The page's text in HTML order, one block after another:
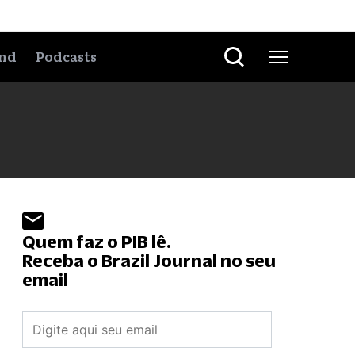
Podcasts
Quem faz o PIB lê.
Receba o Brazil Journal no seu
email